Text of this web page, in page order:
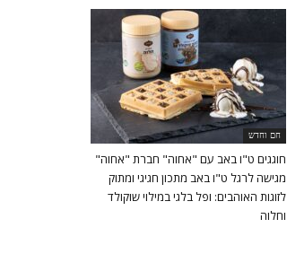
חם וחדש
חוגגים ט"ו באב עם "אחוה" חברת "אחוה"
מגישה לרגל ט"ו באב מתכון חגיגי ומתוק
לזוגות האוהבים: ופל בלגי במילוי שוקולד
וחלוה